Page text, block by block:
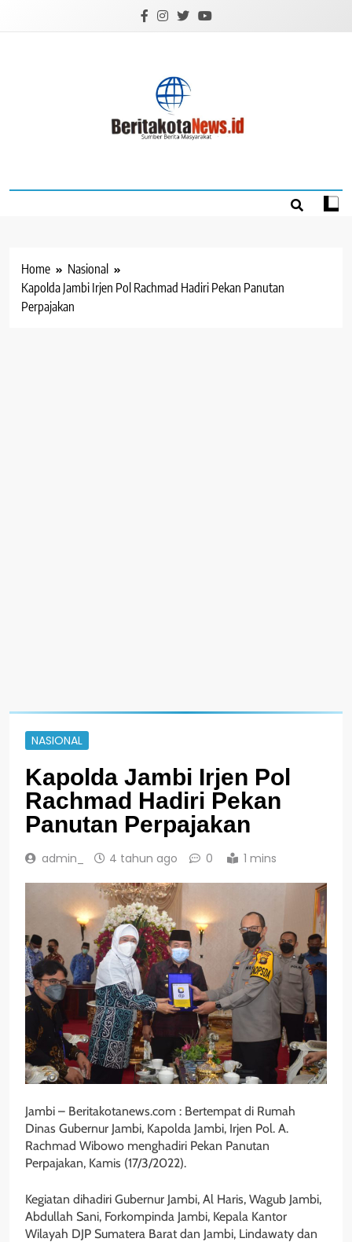
Home
Nasional
Kapolda Jambi Irjen Pol Rachmad Hadiri Pekan Panutan
Perpajakan
NASIONAL
Kapolda Jambi Irjen Pol
Rachmad Hadiri Pekan
Panutan Perpajakan
admin_ 4 tahun ago 0 1 mins
Jambi – Beritakotanews.com : Bertempat di Rumah
Dinas Gubernur Jambi, Kapolda Jambi, Irjen Pol. A.
Rachmad Wibowo menghadiri Pekan Panutan
Perpajakan, Kamis (17/3/2022).
Kegiatan dihadiri Gubernur Jambi, Al Haris, Wagub Jambi,
Abdullah Sani, Forkompinda Jambi, Kepala Kantor
Wilayah DJP Sumatera Barat dan Jambi, Lindawaty dan